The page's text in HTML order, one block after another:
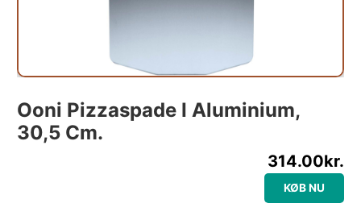
Ooni Pizzaspade I Aluminium,
30,5 Cm.
314.00kr.
KØB NU